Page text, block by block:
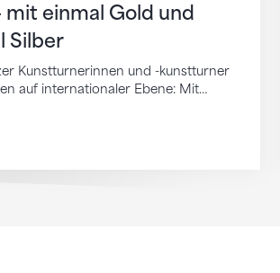
mit einmal Gold und
Silber
Kunstturnerinnen und -kunstturner
auf internationaler Ebene: Mit…